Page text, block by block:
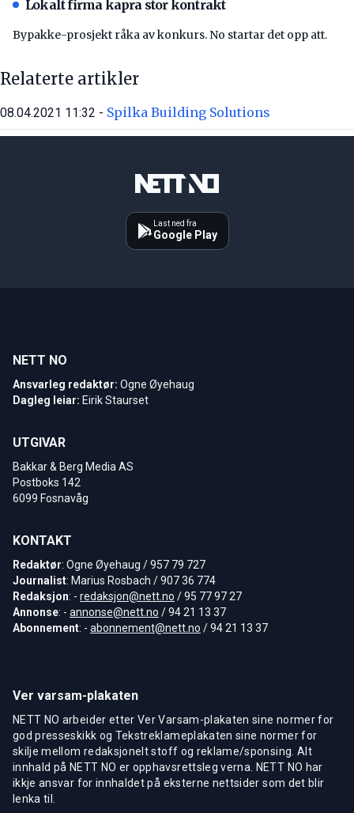
Lokalt firma kapra stor kontrakt
Bypakke-prosjekt råka av konkurs. No startar det opp att.
Relaterte artikler
08.04.2021 11:32 - Spilka Building Solutions
Last ned fra
Google Play
NETT NO
Ansvarleg redaktør: Ogne Øyehaug
Dagleg leiar: Eirik Staurset
UTGIVAR
Bakkar & Berg Media AS
Postboks 142
6099 Fosnavåg
KONTAKT
Redaktør: Ogne Øyehaug / 957 79 727
Journalist: Marius Rosbach / 907 36 774
Redaksjon: - redaksjon@nett.no / 95 77 97 27
Annonse: - annonse@nett.no / 94 21 13 37
Abonnement: - abonnement@nett.no / 94 21 13 37
Ver varsam-plakaten
NETT NO arbeider etter Ver Varsam-plakaten sine normer for
god presseskikk og Tekstreklameplakaten sine normer for
skilje mellom redaksjonelt stoff og reklame/sponsing. Alt
innhald på NETT NO er opphavsrettsleg verna. NETT NO har
ikkje ansvar for innhaldet på eksterne nettsider som det blir
lenka til.